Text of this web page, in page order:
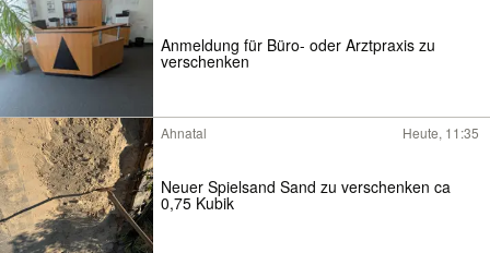
Anmeldung für Büro- oder Arztpraxis zu
verschenken
Ahnatal Heute, 11:35
Neuer Spielsand Sand zu verschenken ca
0,75 Kubik